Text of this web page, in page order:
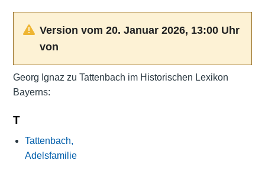
Version vom 20. Januar 2026, 13:00 Uhr
von
Georg Ignaz zu Tattenbach im Historischen Lexikon
Bayerns:
T
Tattenbach,
Adelsfamilie